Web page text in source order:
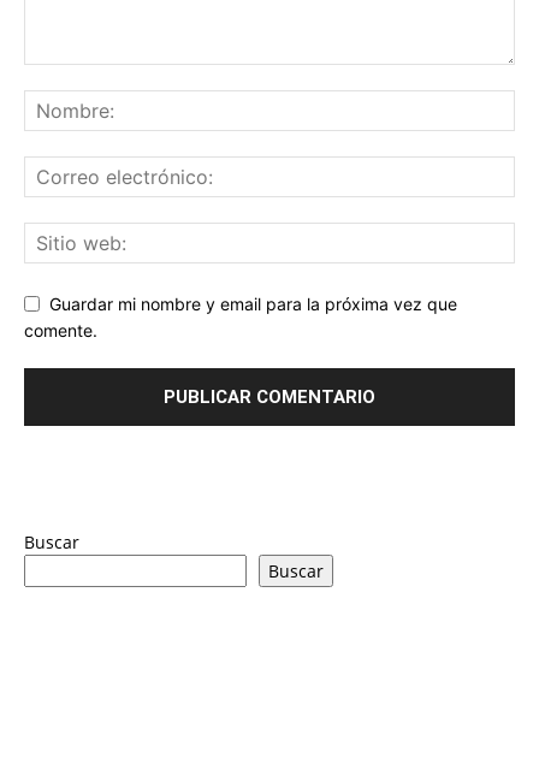
Guardar mi nombre y email para la próxima vez que
comente.
Buscar
Buscar